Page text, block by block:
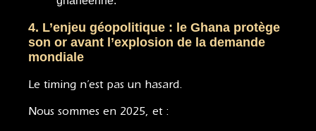
4. L’enjeu géopolitique : le Ghana protège
son or avant l’explosion de la demande
mondiale
Le timing n’est pas un hasard.
Nous sommes en 2025, et :